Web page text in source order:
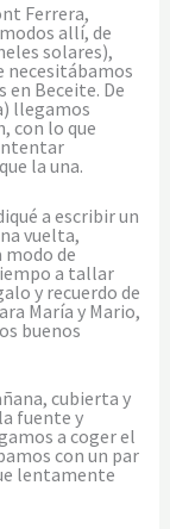
Ferrera,
allí, de
solares),
necesitábamos
en Beceite. De
llegamos
con lo que
la una.
a escribir un
vuelta,
modo de
a tallar
y recuerdo de
María y Mario,
buenos
cubierta y
fuente y
a coger el
con un par
lentamente